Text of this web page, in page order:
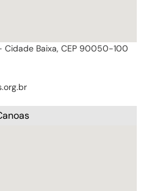
Cidade Baixa, CEP 90050-100